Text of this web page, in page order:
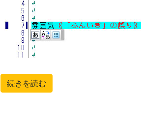
続きを読む